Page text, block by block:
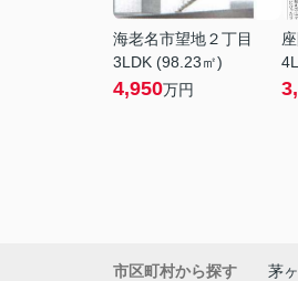
海老名市望地２丁目
3LDK (98.23㎡)
4,950万円
市区町村から探す 茅